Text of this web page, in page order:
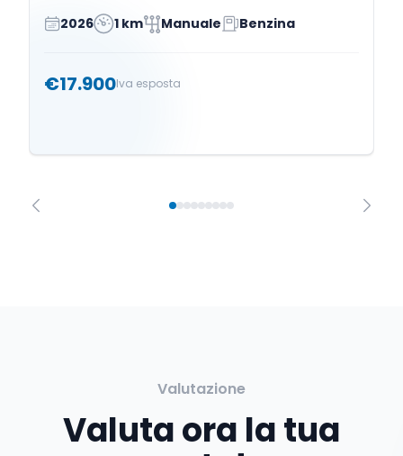
2026
1 km Manuale Benzina
€17.900Iva esposta
Valutazione
Valuta ora la tua